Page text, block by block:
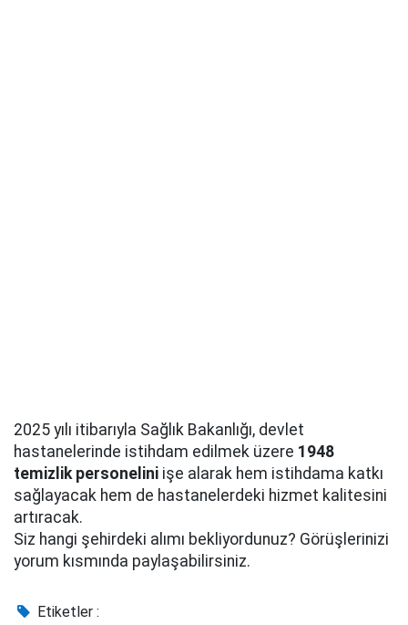
2025 yılı itibarıyla Sağlık Bakanlığı, devlet
hastanelerinde istihdam edilmek üzere 1948
temizlik personelini işe alarak hem istihdama katkı
sağlayacak hem de hastanelerdeki hizmet kalitesini
artıracak.
Siz hangi şehirdeki alımı bekliyordunuz? Görüşlerinizi
yorum kısmında paylaşabilirsiniz.
Etiketler :